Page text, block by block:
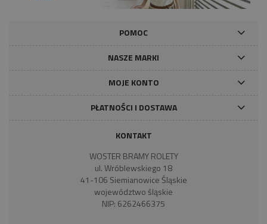
POMOC
NASZE MARKI
MOJE KONTO
PŁATNOŚCI I DOSTAWA
KONTAKT
WOSTER BRAMY ROLETY
ul. Wróblewskiego 18
41-106 Siemianowice Śląskie
województwo śląskie
NIP: 6262466375